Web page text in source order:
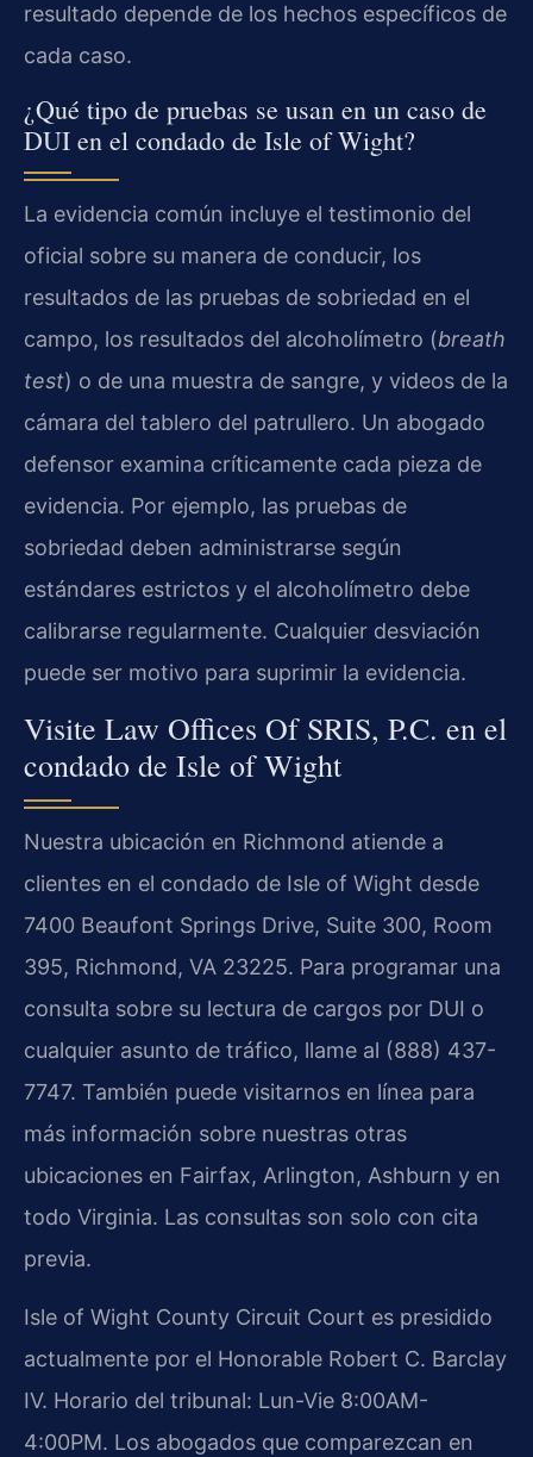
resultado depende de los hechos específicos de
cada caso.
¿Qué tipo de pruebas se usan en un caso de
DUI en el condado de Isle of Wight?
La evidencia común incluye el testimonio del
oficial sobre su manera de conducir, los
resultados de las pruebas de sobriedad en el
campo, los resultados del alcoholímetro (breath
test) o de una muestra de sangre, y videos de la
cámara del tablero del patrullero. Un abogado
defensor examina críticamente cada pieza de
evidencia. Por ejemplo, las pruebas de
sobriedad deben administrarse según
estándares estrictos y el alcoholímetro debe
calibrarse regularmente. Cualquier desviación
puede ser motivo para suprimir la evidencia.
Visite Law Offices Of SRIS, P.C. en el
condado de Isle of Wight
Nuestra ubicación en Richmond atiende a
clientes en el condado de Isle of Wight desde
7400 Beaufont Springs Drive, Suite 300, Room
395, Richmond, VA 23225. Para programar una
consulta sobre su lectura de cargos por DUI o
cualquier asunto de tráfico, llame al (888) 437-
7747. También puede visitarnos en línea para
más información sobre nuestras otras
ubicaciones en Fairfax, Arlington, Ashburn y en
todo Virginia. Las consultas son solo con cita
previa.
Isle of Wight County Circuit Court es presidido
actualmente por el Honorable Robert C. Barclay
IV. Horario del tribunal: Lun-Vie 8:00AM-
4:00PM. Los abogados que comparezcan en